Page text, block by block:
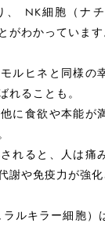
、 NK細胞（ナ
がわかっています
ルヒネと同様の
れることも。
に食欲や本能が
れると、人は痛
謝や免疫力が強化
ルキラー細胞）